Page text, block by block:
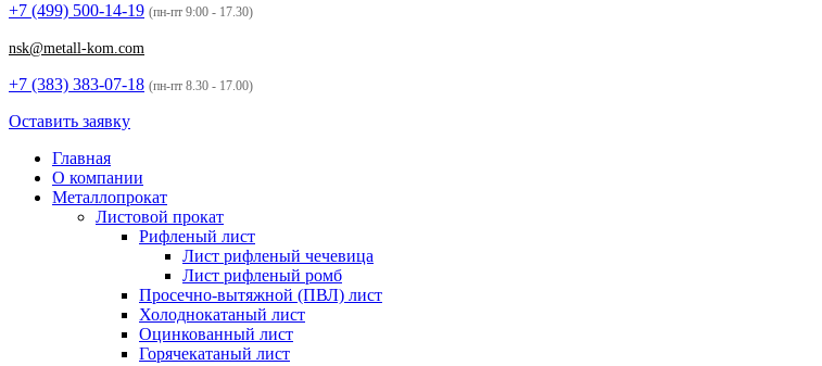
+7 (499) 500-14-19 (пн-пт 9:00 - 17.30)
nsk@metall-kom.com
+7 (383) 383-07-18 (пн-пт 8.30 - 17.00)
Оставить заявку
Главная
О компании
Металлопрокат
Листовой прокат
Рифленый лист
Лист рифленый чечевица
Лист рифленый ромб
Просечно-вытяжной (ПВЛ) лист
Холоднокатаный лист
Оцинкованный лист
Горячекатаный лист